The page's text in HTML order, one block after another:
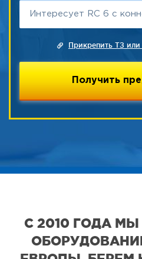
Прикрепить ТЗ
С 2010 ГОДА